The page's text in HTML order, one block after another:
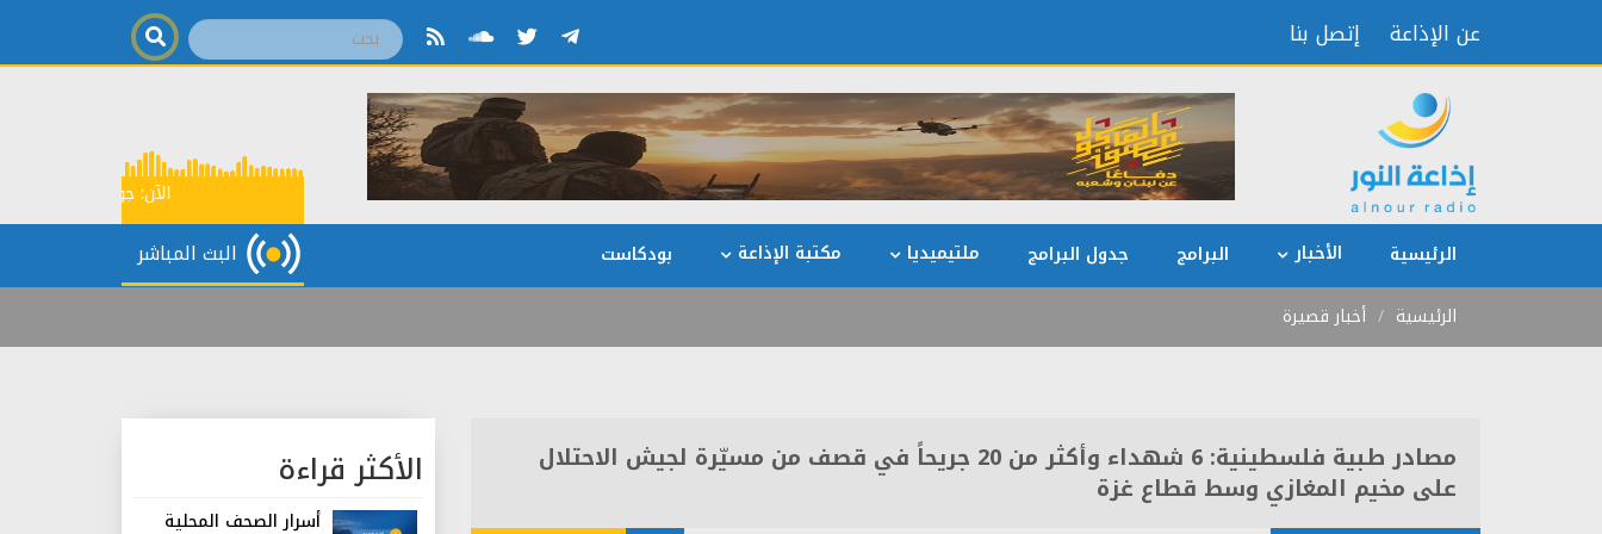
عن الإذاعة إتصل بنا
الرئيسية الأخبار البرامج جدول البرامج ملتيميديا مكتبة الإذاعة بودكاست البث المباشر
الآن:جولة إخبارية
الرئيسية أخبار قصيرة
مصادر طبية فلسطينية: 6 شهداء وأكثر من 20 جريحاً في قصف من مسيّرة لجيش الاحتلال
على مخيم المغازي وسط قطاع غزة الأكثر قراءة
أسرار الصحف المحلية